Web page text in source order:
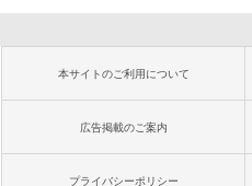
本サイトのご利用について
広告掲載のご案内
プライバシーポリシー